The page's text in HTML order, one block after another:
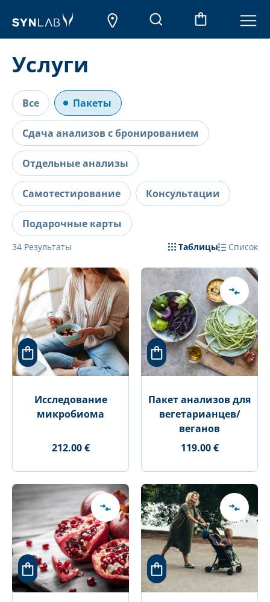
Услуги
Все Пакеты
Сдача анализов с бронированием
Отдельные анализы
Самотестирование Консультации
Подарочные карты
34 Результаты Таблицы Список
Исследование
микробиома
212.00 €
Пакет анализов для
вегетарианцев/
веганов
119.00 €